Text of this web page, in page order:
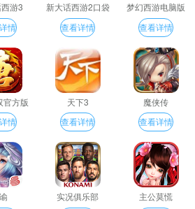
游3
情
新大话西游2口袋
版
查看详情
梦幻西游电脑版
查看详情
官方版
情
天下3
查看详情
魔侠传
查看详情
实况俱乐部
主公莫慌